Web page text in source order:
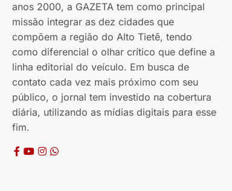
anos 2000, a GAZETA tem como principal
missão integrar as dez cidades que
compõem a região do Alto Tietê, tendo
como diferencial o olhar crítico que define a
linha editorial do veículo. Em busca de
contato cada vez mais próximo com seu
público, o jornal tem investido na cobertura
diária, utilizando as mídias digitais para esse
fim.